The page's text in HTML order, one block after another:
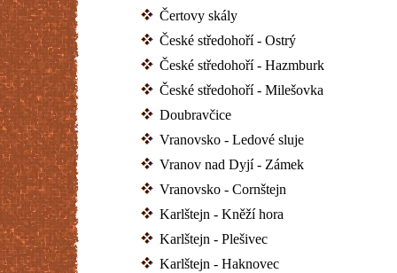
Čertovy skály
České středohoří - Ostrý
České středohoří - Hazmburk
České středohoří - Milešovka
Doubravčice
Vranovsko - Ledové sluje
Vranov nad Dyjí - Zámek
Vranovsko - Cornštejn
Karlštejn - Kněží hora
Karlštejn - Plešivec
Karlštejn - Haknovec